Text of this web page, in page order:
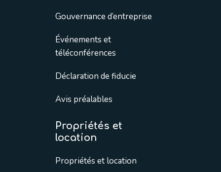
Gouvernance d’entreprise
Événements et
téléconférences
Déclaration de fiducie
Avis préalables
Propriétés et
location
Propriétés et location